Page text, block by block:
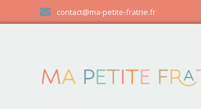
au
contact@ma-petite-fratrie.fr